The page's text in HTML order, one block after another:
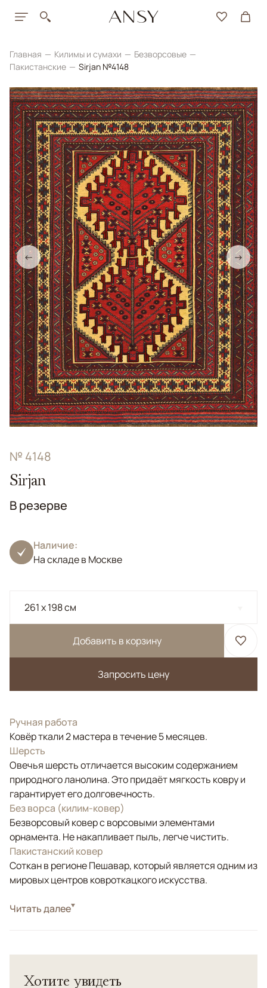
Главная Килимы и сумахи
Безворсовые
Пакистанские
Sirjan №4148
← →
№ 4148
Sirjan
В резерве
Наличие:
На складе в Москве
261 x 198 см
Добавить в корзину
Запросить цену
Ручная работа
Ковёр ткали 2 мастера в течение 5 месяцев.
Шерсть
Овечья шерсть отличается высоким содержанием
природного ланолина. Это придаёт мягкость ковру и
гарантирует его долговечность.
Без ворса (килим-ковер)
Безворсовый ковер с ворсовыми элементами
орнамента. Не накапливает пыль, легче чистить.
Пакистанский ковер
Соткан в регионе Пешавар, который является одним из
мировых центров ковроткацкого искусства.
СтильКилимы и сумахи
Читать далее
Хотите увидеть